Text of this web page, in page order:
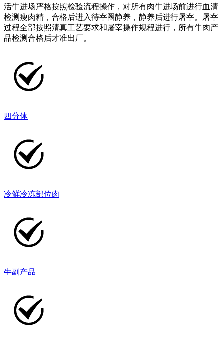
活牛进场严格按照检验流程操作，对所有肉牛进场前进行血清
检测瘦肉精，合格后进入待宰圈静养，静养后进行屠宰。屠宰
过程全部按照清真工艺要求和屠宰操作规程进行，所有牛肉产
品检测合格后才准出厂。
四分体
冷鲜冷冻部位肉
牛副产品